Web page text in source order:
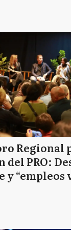
Regional
del PRO:
y “empleos